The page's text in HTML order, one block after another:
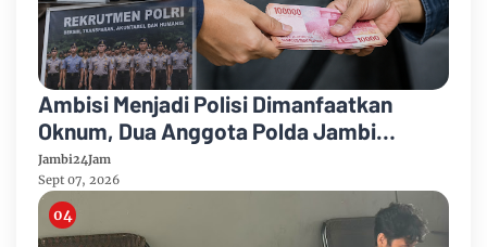
Ambisi Menjadi Polisi Dimanfaatkan
Oknum, Dua Anggota Polda Jambi
Diduga Tipu Calon Bintara dengan Janji
Kelulusan
Jambi24Jam
Sept 07, 2026